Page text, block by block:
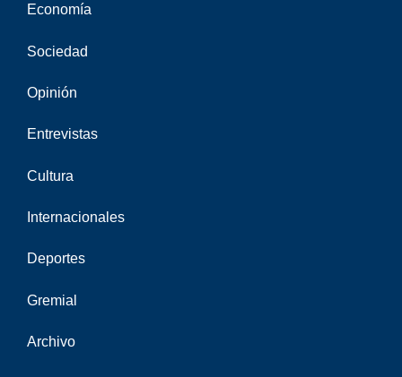
Economía
Sociedad
Opinión
Entrevistas
Cultura
Internacionales
Deportes
Gremial
Archivo